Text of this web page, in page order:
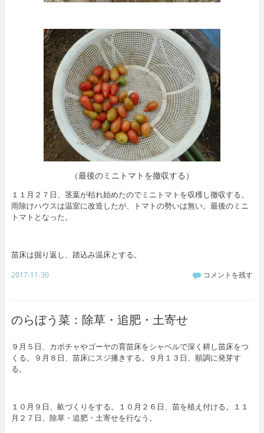
（最後のミニトマトを撤収する）
１１月２７日、茎葉が枯れ始めたのでミニトマトを収穫し撤収する。
雨除けハウスは温室に改造したが、トマトの勢いは無い。最後のミニ
トマトとなった。
苗床は掘り返し、踏込み温床とする。
2017-11-30 コメントを残す
のらぼう菜：除草・追肥・土寄せ
９月５日、カボチャやゴーヤの育苗床をシャベルで深く耕し苗床をつ
くる。９月８日、苗床にスジ播きする。９月１３日、順調に発芽す
る。
１０月９日、畝づくりをする。１０月２６日、苗を植え付ける。１１
月２７日、除草・追肥・土寄せを行なう。